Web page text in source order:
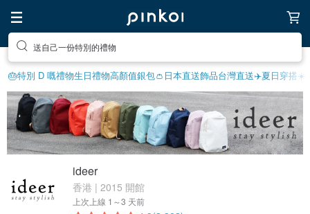
享受療癒的放鬆生活
🎂特別 D 嘅禮物生日禮物高顏值銀包👛 日本直送飾品台灣直送✈️夏日穿搭☀️
ideer
香港 | 2015 開館
上次上線 1～3 天前